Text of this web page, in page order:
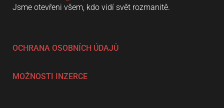
Jsme otevřeni všem, kdo vidí svět rozmanitě.
OCHRANA OSOBNÍCH ÚDAJŮ
MOŽNOSTI INZERCE